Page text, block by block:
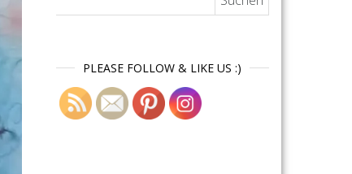
PLEASE FOLLOW & LIKE US :)